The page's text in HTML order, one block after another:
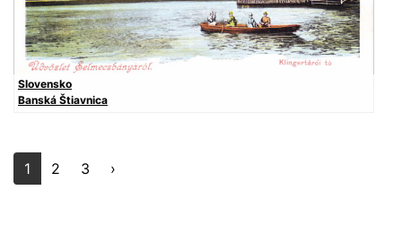
Slovensko
Banská Štiavnica
1 2 3 ›